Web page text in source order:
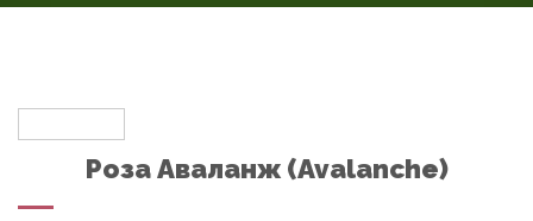
Роза Аваланж (Avalanche)